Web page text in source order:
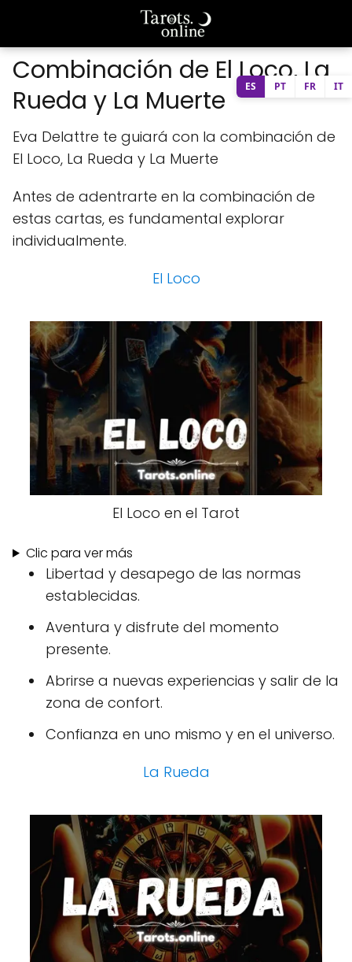
Combinación de El Loco, La
Rueda y La Muerte
Eva Delattre te guiará con la combinación de
El Loco, La Rueda y La Muerte
Antes de adentrarte en la combinación de
estas cartas, es fundamental explorar
individualmente.
El Loco
El Loco en el Tarot
Clic para ver más
Libertad y desapego de las normas
establecidas.
Aventura y disfrute del momento
presente.
Abrirse a nuevas experiencias y salir de la
zona de confort.
Confianza en uno mismo y en el universo.
La Rueda
ES PT FR IT